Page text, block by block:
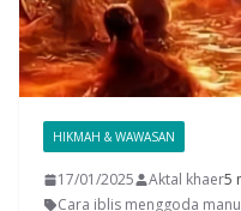
HIKMAH & WAWASAN
17/01/2025 Aktal khaer5
Cara iblis menggoda